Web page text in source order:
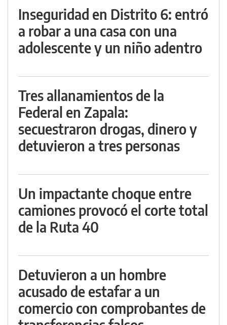
Inseguridad en Distrito 6: entró
a robar a una casa con una
adolescente y un niño adentro
Tres allanamientos de la
Federal en Zapala:
secuestraron drogas, dinero y
detuvieron a tres personas
Un impactante choque entre
camiones provocó el corte total
de la Ruta 40
Detuvieron a un hombre
acusado de estafar a un
comercio con comprobantes de